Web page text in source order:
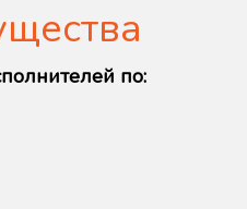
по: